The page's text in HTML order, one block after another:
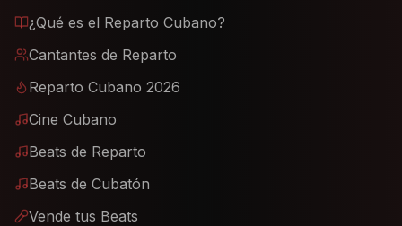
¿Qué es el Reparto Cubano?
Cantantes de Reparto
Reparto Cubano 2026
Cine Cubano
Beats de Reparto
Beats de Cubatón
Vende tus Beats